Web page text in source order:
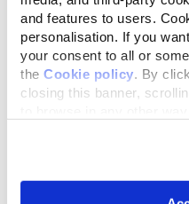
and features to users.
personalisation. If you
your consent to all or
the Cookie policy. By
closing this banner,